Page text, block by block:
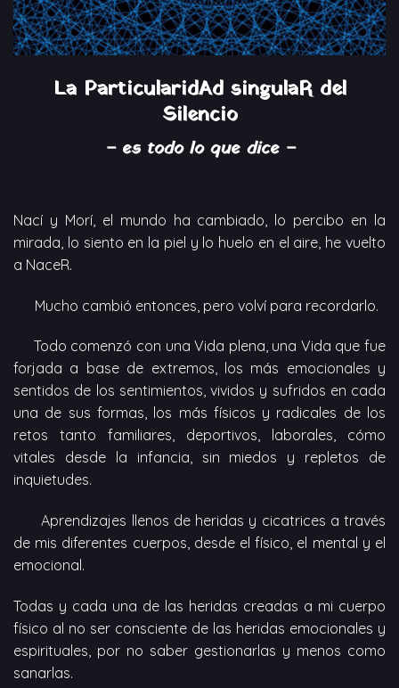
La ParticularidAd singulaR del
Silencio
– es todo lo que dice –
Nací y Morí, el mundo ha cambiado, lo percibo en la
mirada, lo siento en la piel y lo huelo en el aire, he vuelto
a NaceR.
Mucho cambió entonces, pero volví para recordarlo.
Todo comenzó con una Vida plena, una Vida que fue
forjada a base de extremos, los más emocionales y
sentidos de los sentimientos, vividos y sufridos en cada
una de sus formas, los más físicos y radicales de los
retos tanto familiares, deportivos, laborales, cómo
vitales desde la infancia, sin miedos y repletos de
inquietudes.
Aprendizajes llenos de heridas y cicatrices a través
de mis diferentes cuerpos, desde el físico, el mental y el
emocional.
Todas y cada una de las heridas creadas a mi cuerpo
físico al no ser consciente de las heridas emocionales y
espirituales, por no saber gestionarlas y menos como
sanarlas.